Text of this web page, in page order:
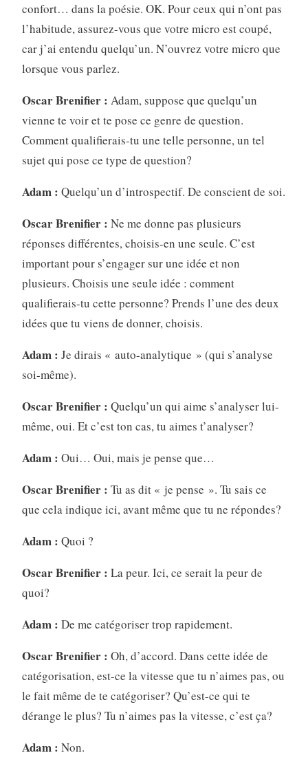
confort… dans la poésie. OK. Pour ceux qui n’ont pas
l’habitude, assurez-vous que votre micro est coupé,
car j’ai entendu quelqu’un. N’ouvrez votre micro que
lorsque vous parlez.
Oscar Brenifier : Adam, suppose que quelqu’un
vienne te voir et te pose ce genre de question.
Comment qualifierais-tu une telle personne, un tel
sujet qui pose ce type de question?
Adam : Quelqu’un d’introspectif. De conscient de soi.
Oscar Brenifier : Ne me donne pas plusieurs
réponses différentes, choisis-en une seule. C’est
important pour s’engager sur une idée et non
plusieurs. Choisis une seule idée : comment
qualifierais-tu cette personne? Prends l’une des deux
idées que tu viens de donner, choisis.
Adam : Je dirais « auto-analytique » (qui s’analyse
soi-même).
Oscar Brenifier : Quelqu’un qui aime s’analyser lui-
même, oui. Et c’est ton cas, tu aimes t’analyser?
Adam : Oui… Oui, mais je pense que…
Oscar Brenifier : Tu as dit « je pense ». Tu sais ce
que cela indique ici, avant même que tu ne répondes?
Adam : Quoi ?
Oscar Brenifier : La peur. Ici, ce serait la peur de
quoi?
Adam : De me catégoriser trop rapidement.
Oscar Brenifier : Oh, d’accord. Dans cette idée de
catégorisation, est-ce la vitesse que tu n’aimes pas, ou
le fait même de te catégoriser? Qu’est-ce qui te
dérange le plus? Tu n’aimes pas la vitesse, c’est ça?
Adam : Non.